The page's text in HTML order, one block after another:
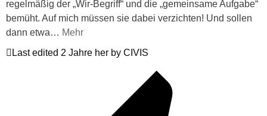
regelmäßig der „Wir-Begriff“ und die „gemeinsame Aufgabe“
bemüht. Auf mich müssen sie dabei verzichten! Und sollen
dann etwa… Mehr
Last edited 2 Jahre her by CIVIS